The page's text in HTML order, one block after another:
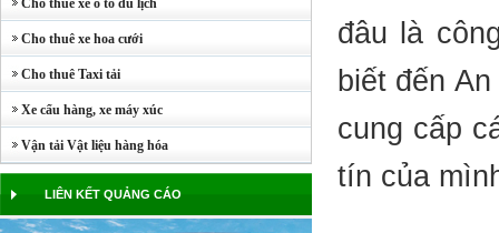
Cho thuê xe ô tô du lịch
Cho thuê xe hoa cưới
Cho thuê Taxi tải
Xe cẩu hàng, xe máy xúc
Vận tải Vật liệu hàng hóa
LIÊN KẾT QUẢNG CÁO
đâu là
biết đến
cung cấp
tín của